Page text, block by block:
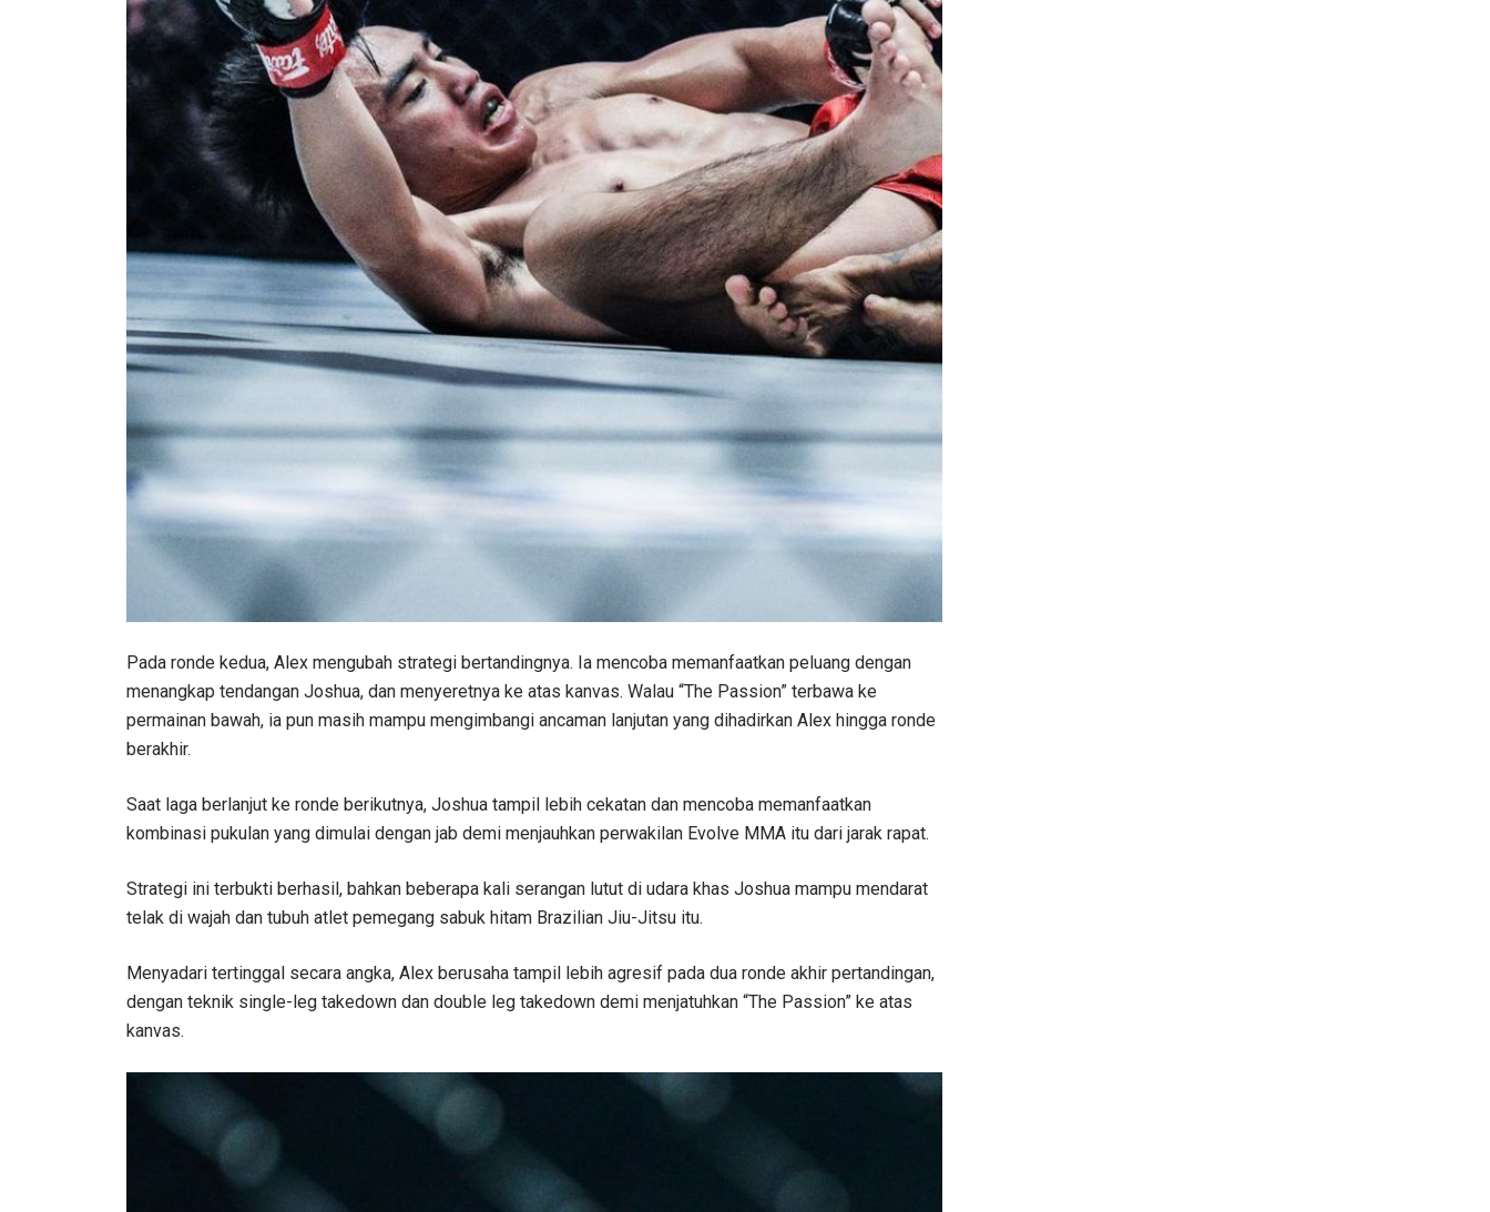
Pada ronde kedua, Alex mengubah strategi bertandingnya. Ia mencoba memanfaatkan peluang dengan
menangkap tendangan Joshua, dan menyeretnya ke atas kanvas. Walau “The Passion” terbawa ke
permainan bawah, ia pun masih mampu mengimbangi ancaman lanjutan yang dihadirkan Alex hingga ronde
berakhir.
Saat laga berlanjut ke ronde berikutnya, Joshua tampil lebih cekatan dan mencoba memanfaatkan
kombinasi pukulan yang dimulai dengan jab demi menjauhkan perwakilan Evolve MMA itu dari jarak rapat.
Strategi ini terbukti berhasil, bahkan beberapa kali serangan lutut di udara khas Joshua mampu mendarat
telak di wajah dan tubuh atlet pemegang sabuk hitam Brazilian Jiu-Jitsu itu.
Menyadari tertinggal secara angka, Alex berusaha tampil lebih agresif pada dua ronde akhir pertandingan,
dengan teknik single-leg takedown dan double leg takedown demi menjatuhkan “The Passion” ke atas
kanvas.
LIHAT SOROTAN TERBAIK
IKUTI PERKEMBANGAN TERBARU
Bawa ONE Championship kemana pun anda pergi! Daftar sekarang untuk mendapat
akses ke berita terbaru, tawaran spesial, dan akses awal untuk kursi terbaik di
gelaran langsung kami.
NAMA
Dengan mengirimkan formulir ini, anda menyetujui pengumpulan, penggunaan dan
pembukaan informasi anda berdasarkanKebijakan Privasikami. Anda dapat
membatalkan (unsubscribe) dari jenis komunikasi ini kapan saja.